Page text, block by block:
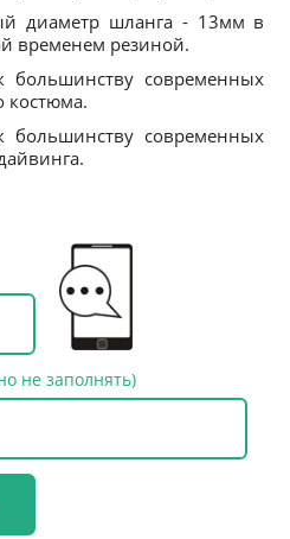
диаметр шланга - 13мм в
временем резиной.
большинству современных
костюма.
большинству современных
не заполнять)